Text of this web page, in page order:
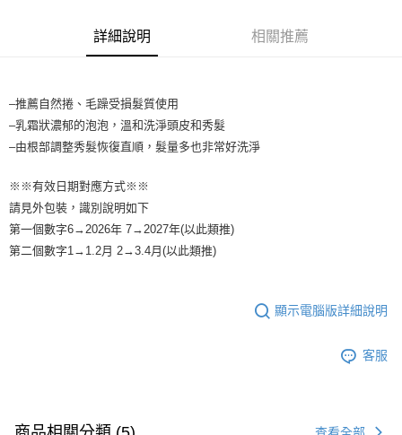
法說明評估內容。
【繳款方式說明】
2.透過簡訊連結打開帳單後，可選擇「超商條碼／台灣大直營門市／銀行轉
帳／街口支付／iPASS MONEY」等通路繳費。
【注意事項】
買賣價金債權讓與本公司後，依約使用本公司帳單繳交帳款。
2.基於同意付款使用「大哥付你分期」之契約關係目的，商店將以您的個人
資料（包含姓名、電話或地址）提供予台灣大哥大進項蒐集、處理及利用，
3.完整用戶服務條款，請詳閱以下連結：https://oppay.tw/userRule
付款後全家取貨
7-11取貨付款
每筆NT$65，滿NT$1,699(含以上)免運費
每筆NT$65，滿NT$1,699(含以上)免運費
宅配
每筆NT$80，滿NT$1,699(含以上)免運費
詳細說明 相關推薦
–推薦自然捲、毛躁受損髮質使用
–乳霜狀濃郁的泡泡，溫和洗淨頭皮和秀髮
–由根部調整秀髮恢復直順，髮量多也非常好洗淨
※※有效日期對應方式※※
請見外包裝，識別說明如下
第一個數字6→2026年 7→2027年(以此類推)
第二個數字1→1.2月 2→3.4月(以此類推)
顯示電腦版詳細說明
客服
查看全部